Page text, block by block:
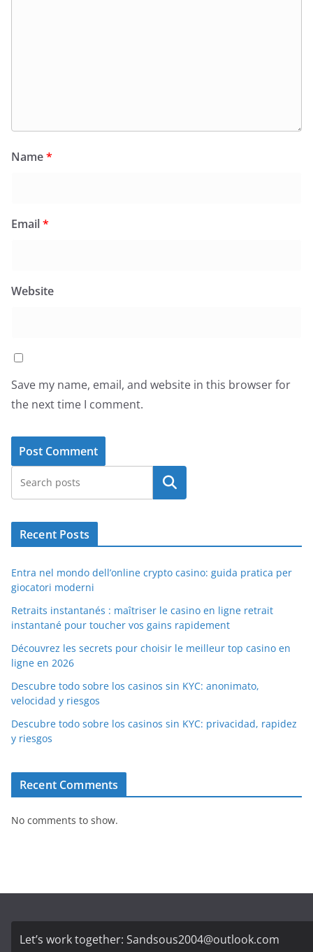
Name*
Email*
Website
Save my name, email, and website in this browser for
the next time I comment.
Search
Recent Posts
Entra nel mondo dell’online crypto casino: guida pratica per
giocatori moderni
Retraits instantanés : maîtriser le casino en ligne retrait
instantané pour toucher vos gains rapidement
Découvrez les secrets pour choisir le meilleur top casino en
ligne en 2026
Descubre todo sobre los casinos sin KYC: anonimato,
velocidad y riesgos
Descubre todo sobre los casinos sin KYC: privacidad, rapidez
y riesgos
Recent Comments
No comments to show.
Let’s work together: Sandsous2004@outlook.com